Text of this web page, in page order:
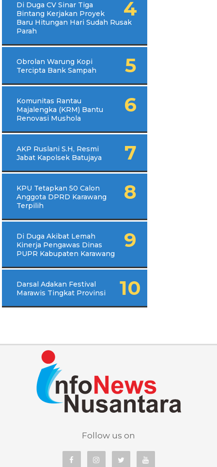
Di Duga CV Sinar Tiga
Bintang Kerjakan Proyek
Baru Hitungan Hari Sudah Rusak
Parah
Obrolan Warung Kopi
Tercipta Bank Sampah
Komunitas Rantau
Majalengka (KRM) Bantu
Renovasi Mushola
AKP Ruslani S.H, Resmi
Jabat Kapolsek Batujaya
KPU Tetapkan 50 Calon
Anggota DPRD Karawang
Terpilih
Di Duga Akibat Lemah
Kinerja Pengawas Dinas
PUPR Kabupaten Karawang
Darsal Adakan Festival
Marawis Tingkat Provinsi
Follow us on